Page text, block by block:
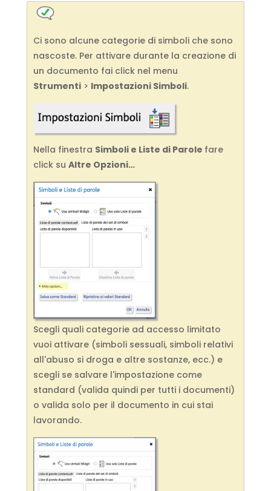
Ci sono alcune categorie di simboli che sono
nascoste. Per attivare durante la creazione di
un documento fai click nel menu
Strumenti > Impostazioni Simboli.
Nella finestra Simboli e Liste di Parole fare
click su Altre Opzioni…
Scegli quali categorie ad accesso limitato
vuoi attivare (simboli sessuali, simboli relativi
all'abuso si droga e altre sostanze, ecc.) e
scegli se salvare l'impostazione come
standard (valida quindi per tutti i documenti)
o valida solo per il documento in cui stai
lavorando.